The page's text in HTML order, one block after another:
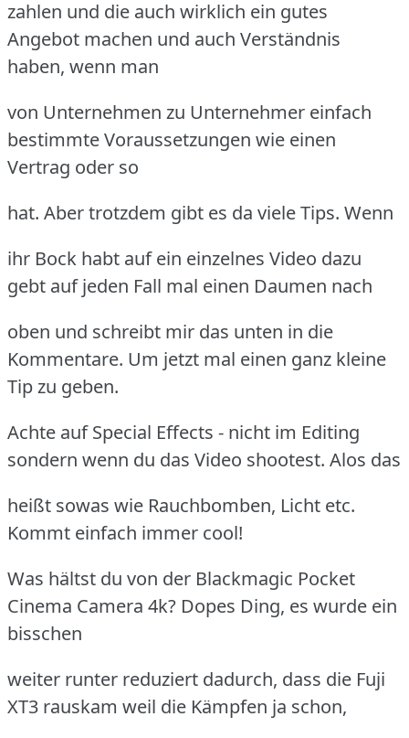
zahlen und die auch wirklich ein gutes
Angebot machen und auch Verständnis
haben, wenn man
von Unternehmen zu Unternehmer einfach
bestimmte Voraussetzungen wie einen
Vertrag oder so
hat. Aber trotzdem gibt es da viele Tips. Wenn
ihr Bock habt auf ein einzelnes Video dazu
gebt auf jeden Fall mal einen Daumen nach
oben und schreibt mir das unten in die
Kommentare. Um jetzt mal einen ganz kleine
Tip zu geben.
Achte auf Special Effects - nicht im Editing
sondern wenn du das Video shootest. Alos das
heißt sowas wie Rauchbomben, Licht etc.
Kommt einfach immer cool!
Was hältst du von der Blackmagic Pocket
Cinema Camera 4k? Dopes Ding, es wurde ein
bisschen
weiter runter reduziert dadurch, dass die Fuji
XT3 rauskam weil die Kämpfen ja schon,